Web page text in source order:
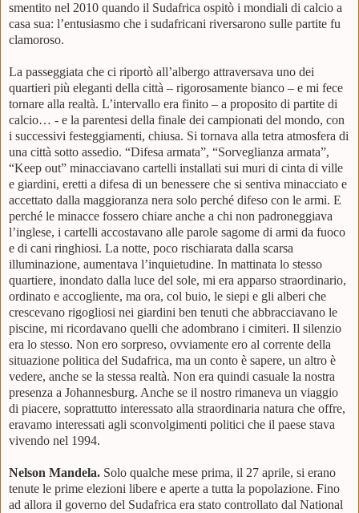
smentito nel 2010 quando il Sudafrica ospitò i mondiali di calcio a
casa sua: l’entusiasmo che i sudafricani riversarono sulle partite fu
clamoroso.
La passeggiata che ci riportò all’albergo attraversava uno dei
quartieri più eleganti della città – rigorosamente bianco – e mi fece
tornare alla realtà. L’intervallo era finito – a proposito di partite di
calcio… - e la parentesi della finale dei campionati del mondo, con
i successivi festeggiamenti, chiusa. Si tornava alla tetra atmosfera di
una città sotto assedio. “Difesa armata”, “Sorveglianza armata”,
“Keep out” minacciavano cartelli installati sui muri di cinta di ville
e giardini, eretti a difesa di un benessere che si sentiva minacciato e
accettato dalla maggioranza nera solo perché difeso con le armi. E
perché le minacce fossero chiare anche a chi non padroneggiava
l’inglese, i cartelli accostavano alle parole sagome di armi da fuoco
e di cani ringhiosi. La notte, poco rischiarata dalla scarsa
illuminazione, aumentava l’inquietudine. In mattinata lo stesso
quartiere, inondato dalla luce del sole, mi era apparso straordinario,
ordinato e accogliente, ma ora, col buio, le siepi e gli alberi che
crescevano rigogliosi nei giardini ben tenuti che abbracciavano le
piscine, mi ricordavano quelli che adombrano i cimiteri. Il silenzio
era lo stesso. Non ero sorpreso, ovviamente ero al corrente della
situazione politica del Sudafrica, ma un conto è sapere, un altro è
vedere, anche se la stessa realtà. Non era quindi casuale la nostra
presenza a Johannesburg. Anche se il nostro rimaneva un viaggio
di piacere, soprattutto interessato alla straordinaria natura che offre,
eravamo interessati agli sconvolgimenti politici che il paese stava
vivendo nel 1994.
Nelson Mandela. Solo qualche mese prima, il 27 aprile, si erano
tenute le prime elezioni libere e aperte a tutta la popolazione. Fino
ad allora il governo del Sudafrica era stato controllato dal National